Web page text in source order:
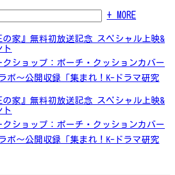
+ MORE
の家』無料初放送記念 スペシャル上映&
ト
クショップ：ポーチ・クッションカバー
ボ～公開収録「集まれ！K-ドラマ研究
の家』無料初放送記念 スペシャル上映&
ト
クショップ：ポーチ・クッションカバー
ボ～公開収録「集まれ！K-ドラマ研究